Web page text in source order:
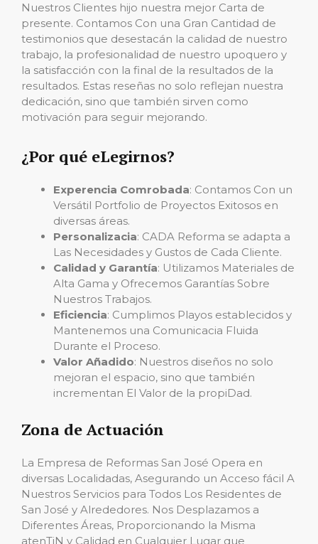
Nuestros Clientes hijo nuestra mejor Carta de
presente. Contamos Con una Gran Cantidad de
testimonios que desestacán la calidad de nuestro
trabajo, la profesionalidad de nuestro upoquero y
la satisfacción con la final de la resultados de la
resultados. Estas reseñas no solo reflejan nuestra
dedicación, sino que también sirven como
motivación para seguir mejorando.
¿Por qué eLegirnos?
Experencia Comrobada: Contamos Con un
Versátil Portfolio de Proyectos Exitosos en
diversas áreas.
Personalizacia: CADA Reforma se adapta a
Las Necesidades y Gustos de Cada Cliente.
Calidad y Garantía: Utilizamos Materiales de
Alta Gama y Ofrecemos Garantías Sobre
Nuestros Trabajos.
Eficiencia: Cumplimos Playos establecidos y
Mantenemos una Comunicacia Fluida
Durante el Proceso.
Valor Añadido: Nuestros diseños no solo
mejoran el espacio, sino que también
incrementan El Valor de la propiDad.
Zona de Actuación
La Empresa de Reformas San José Opera en
diversas Localidadas, Asegurando un Acceso fácil A
Nuestros Servicios para Todos Los Residentes de
San José y Alrededores. Nos Desplazamos a
Diferentes Áreas, Proporcionando la Misma
atenTiN y Calidad en Cualquier Lugar que